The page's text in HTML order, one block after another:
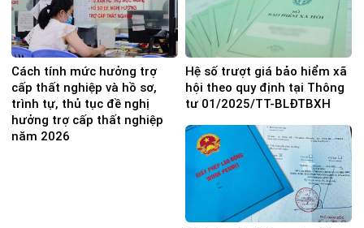
Cách tính mức hưởng trợ
cấp thất nghiệp và hồ sơ,
trình tự, thủ tục đề nghị
hưởng trợ cấp thất nghiệp
năm 2026
Hệ số trượt giá bảo hiểm xã
hội theo quy định tại Thông
tư 01/2025/TT-BLĐTBXH